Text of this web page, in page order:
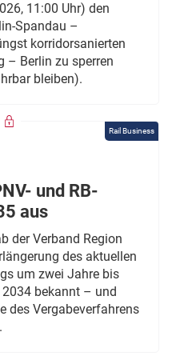
11:00 Uhr) den
Spandau –
korridorsanierten
– Berlin zu sperren
bleiben).
Rail Business
und RB-
aus
der Verband Region
des aktuellen
um zwei Jahre bis
bekannt – und
des Vergabeverfahrens